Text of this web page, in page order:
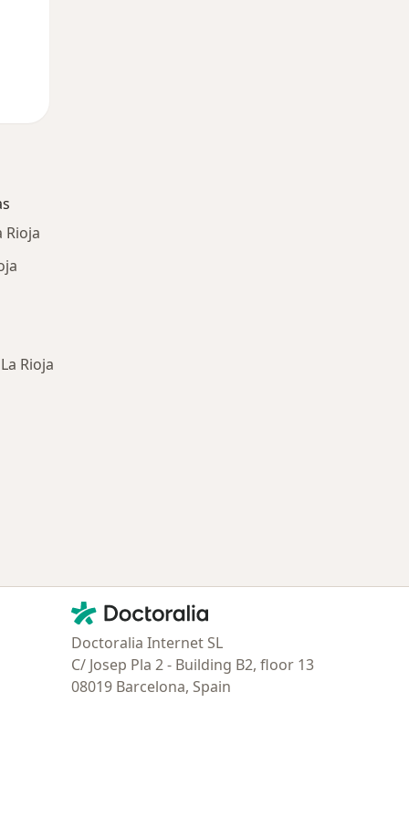
Rioja
Rioja
Contacto
Doctoralia - Página de inicio
Doctoralia Internet SL
C/ Josep Pla 2 - Building B2, floor 13
08019 Barcelona, Spain